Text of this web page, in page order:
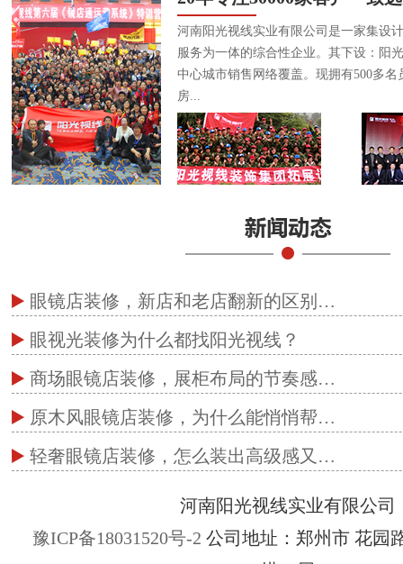
河南阳光视线实业有限公司是一家集设
服务为一体的综合性企业。其下设：阳
中心城市销售网络覆盖。现拥有500多
房...
眼镜店装修，新店和老店翻新的区别…
眼视光装修为什么都找阳光视线？
商场眼镜店装修，展柜布局的节奏感…
原木风眼镜店装修，为什么能悄悄帮…
轻奢眼镜店装修，怎么装出高级感又…
河南阳光视线实业有限公司
豫ICP备18031520号-2 公司地址：郑州市 花园